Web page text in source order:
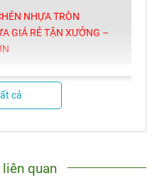
NHỰA TRÒN
GIÁ RẺ TẬN XƯỞNG –
cả
quan